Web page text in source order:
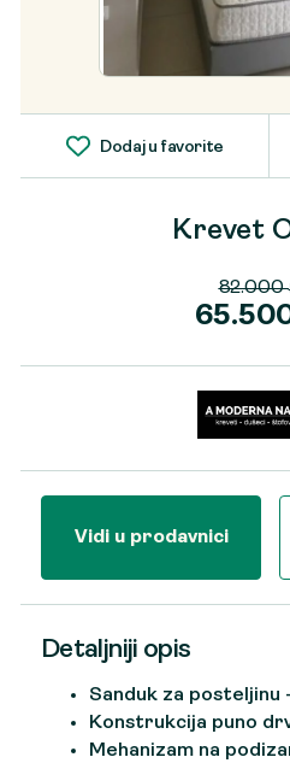
Dodaj u favorite
Krevet
82.000
je:
Vidi u prodavnici
Detaljniji opis
Sanduk za posteljinu
Konstrukcija puno
Mehanizam na